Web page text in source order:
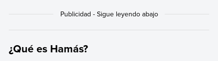
¿Qué es Hamás?